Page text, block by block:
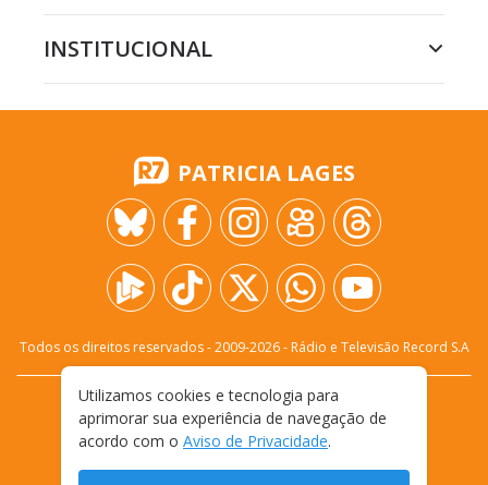
INSTITUCIONAL
PATRICIA LAGES
Todos os direitos reservados - 2009-2026- Rádio e Televisão Record S.A
FALE CONOSCO
PRIVACIDADE
TERMOS E CONDIÇÕES DE USO
Utilizamos cookies e tecnologia para
aprimorar sua experiência de navegação de
acordo com o Aviso de Privacidade.